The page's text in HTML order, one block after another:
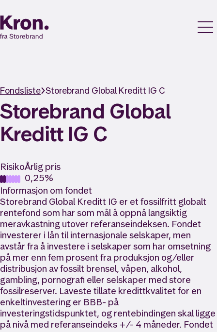
Fondsliste Storebrand Global Kreditt IG C
Storebrand Global
Kreditt IG C
RisikoÅrlig pris
0,25%
Informasjon om fondet
Storebrand Global Kreditt IG er et fossilfritt globalt
rentefond som har som mål å oppnå langsiktig
meravkastning utover referanseindeksen. Fondet
investerer i lån til internasjonale selskaper, men
avstår fra å investere i selskaper som har omsetning
på mer enn fem prosent fra produksjon og/eller
distribusjon av fossilt brensel, våpen, alkohol,
gambling, pornografi eller selskaper med store
fossilreserver. Laveste tillate kredittkvalitet for en
enkeltinvestering er BBB- på
investeringstidspunktet, og rentebindingen skal ligge
på nivå med referanseindeks +/- 4 måneder. Fondet